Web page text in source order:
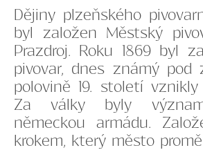
Dějiny plzeňského
byl založen Městský
Prazdroj. Roku 1869 byl
pivovar, dnes známý pod
polovině 19. století
Za války byly
německou armádu.
krokem, který město